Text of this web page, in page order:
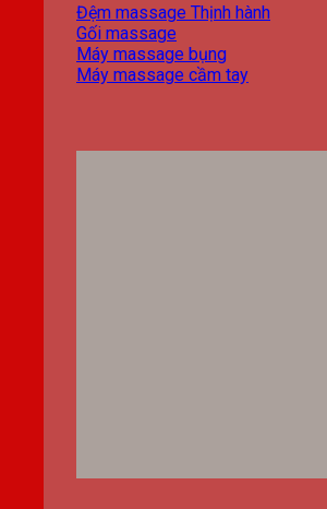
Đệm massage
Gối massage
Máy massage bụng
Máy massage cầm tay